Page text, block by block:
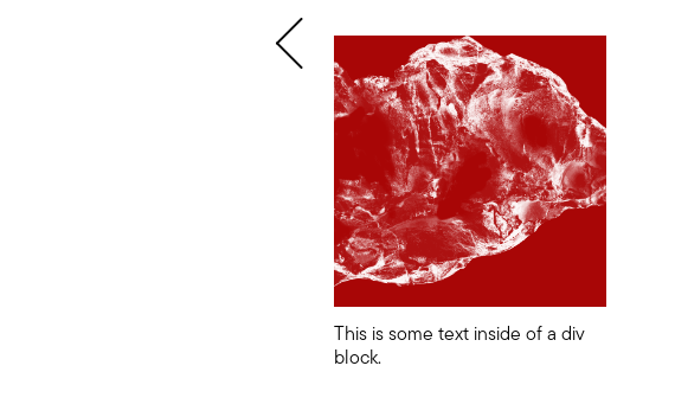
This is some text inside of a div
block.